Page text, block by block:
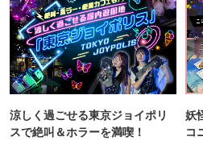
涼しく過ごせる東京ジョイポリ
スで絶叫＆ホラーを満喫！
妖
コ